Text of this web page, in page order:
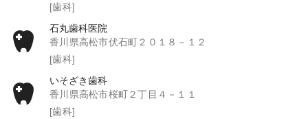
[歯科]
石丸歯科医院
香川県高松市伏石町２０１８－１２
[歯科]
いそざき歯科
香川県高松市桜町２丁目４－１１
[歯科]